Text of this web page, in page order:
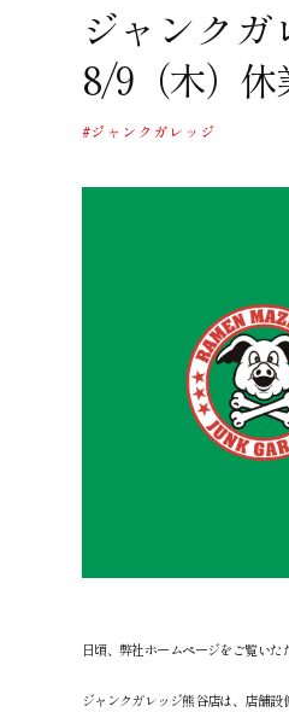
ジャンク
8/9（木）
#ジャンクガレッジ
日頃、弊社ホームページをご覧いた
ジャンクガレッジ熊谷店は、店舗設